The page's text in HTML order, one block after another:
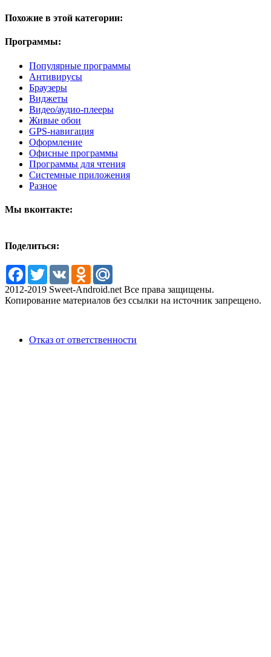
Похожие в этой категории:
Программы:
Популярные программы
Антивирусы
Браузеры
Виджеты
Видео/аудио-плееры
Живые обои
GPS-навигация
Оформление
Офисные программы
Программы для чтения
Системные приложения
Разное
Мы вконтакте:
Поделиться:
Facebook
TwitterVK Odnoklassniki
2012-2019 Sweet-Android.net Все права защищены.
Копирование материалов без ссылки на источник запрещено.
Отказ от ответственности